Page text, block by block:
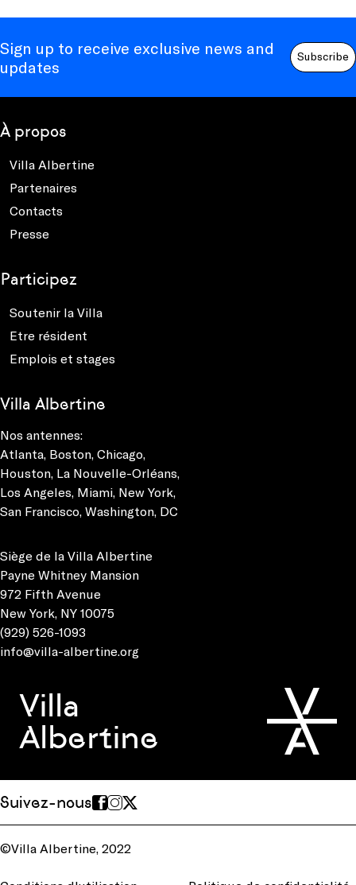
Sign up to receive exclusive news and
updates
Subscribe
À propos
Villa Albertine
Partenaires
Contacts
Presse
Participez
Soutenir la Villa
Etre résident
Emplois et stages
Villa Albertine
Nos antennes:
Atlanta Boston Chicago
Houston La Nouvelle-Orléans
Los Angeles Miami New York
San Francisco Washington, DC
Siège de la Villa Albertine
Payne Whitney Mansion
972 Fifth Avenue
New York, NY 10075
(929) 526-1093
info@villa-albertine.org
Villa
Albertine
Suivez-nous
©Villa Albertine, 2022